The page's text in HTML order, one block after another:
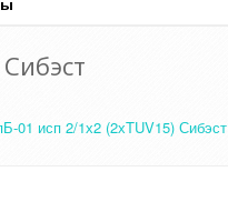
01 исп 2/1х2 (2хTUV15) Сибэст